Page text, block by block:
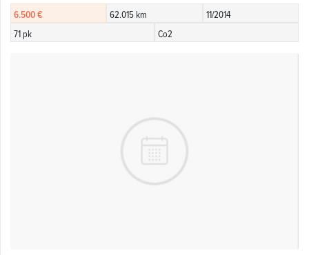
6.500 € 62.015 km
11/2014
71 pk
Co2